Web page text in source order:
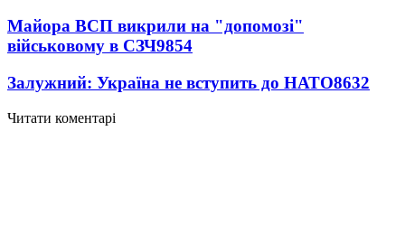
Майора ВСП викрили на "допомозі"
військовому в СЗЧ9854
Залужний: Україна не вступить до НАТО8632
Читати коментарі